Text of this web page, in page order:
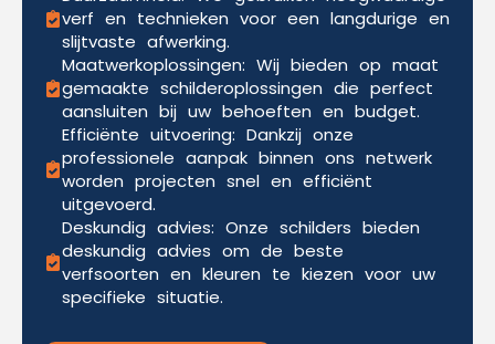
verf en technieken voor een langdurige en
slijtvaste afwerking.
Maatwerkoplossingen: Wij bieden op maat
gemaakte schilderoplossingen die perfect
aansluiten bij uw behoeften en budget.
Efficiënte uitvoering: Dankzij onze
professionele aanpak binnen ons netwerk
worden projecten snel en efficiënt
uitgevoerd.
Deskundig advies: Onze schilders bieden
deskundig advies om de beste
verfsoorten en kleuren te kiezen voor uw
specifieke situatie.